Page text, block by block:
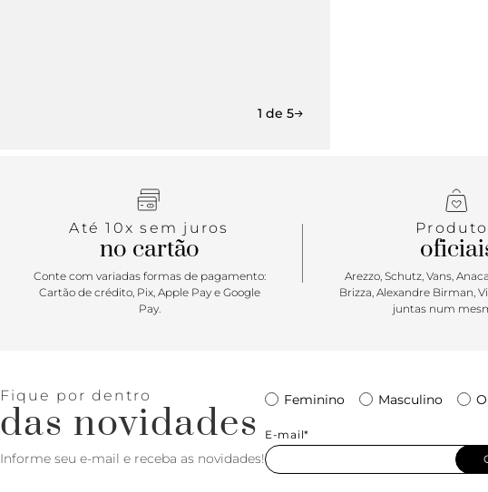
1 de 5
Até 10x sem juros
no cartão
Conte com variadas formas de pagamento:
Cartão de crédito, Pix, Apple Pay e Google
Pay.
Arezzo, Schutz, Vans,
Brizza, Alexandre Birman,
juntas num
Fique por dentro
das novidades
Informe seu e-mail e receba as novidades!
Feminino Masculino
E-mail*